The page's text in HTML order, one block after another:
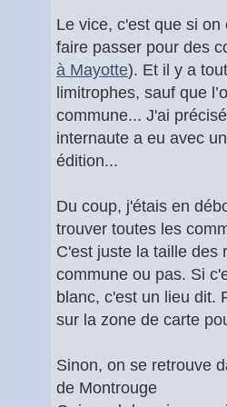
Le vice, c'est que si
faire passer pour des
à Mayotte). Et il y a
limitrophes, sauf que
commune... J'ai
internaute a eu avec
édition...
Du coup, j'étais en
trouver toutes les
C'est juste la taille des
commune ou pas. Si
blanc, c'est un lieu dit.
sur la zone de carte
Sinon, on se retrouve
de Montrouge